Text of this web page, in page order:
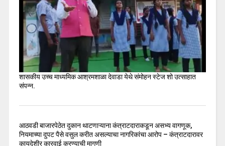
शासकीय उच्च माध्यमिक आश्रमशाळा देवाडा येथे संमोहन स्टेज शो उत्साहात
संपन्न.
आठवडी बाजारपेठेत दुकान थाटणाऱ्याना कंत्राटदाराकडून असभ्य वागणूक,
नियमाच्या दुपट पैसे वसुल करीत असल्याचा नागरिकांचा आरोप – कंत्राटदारावर
कायदेशीर कारवाई करण्याची मागणी